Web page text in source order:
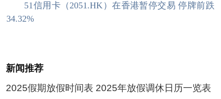
51信用卡（2051.HK）在香港暂停交易 停牌前跌
34.32%
新闻推荐
2025假期放假时间表 2025年放假调休日历一览表